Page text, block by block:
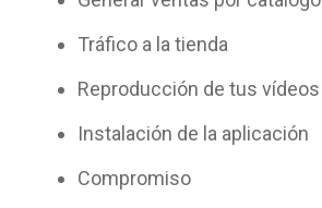
Tráfico a la tienda
Reproducción de tus vídeos
Instalación de la aplicación
Compromiso